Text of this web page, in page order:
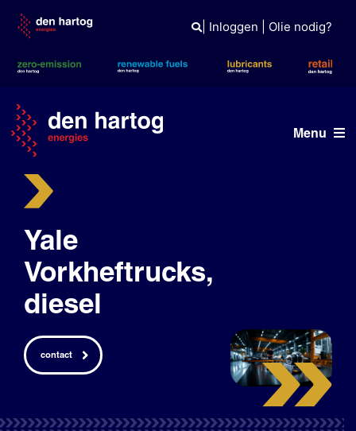
content
| Inloggen Olie nodig?
Menu
Wie wij zijn
Yale
Vorkheftrucks,
diesel
contact